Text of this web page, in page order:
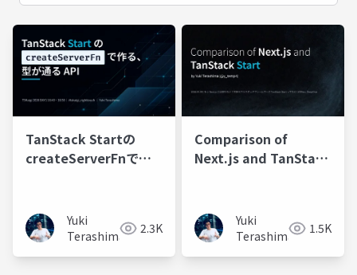
TanStack Startの
createServerFnで作
Yuki
Terashima
2.3K
Comparison of
Next.js and TanStack
Yuki
Terashima
1.5K